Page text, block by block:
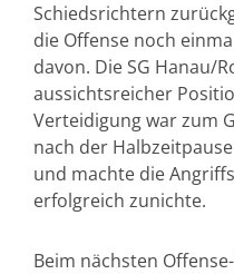
Schiedsrichtern
die Offense noch
davon. Die SG Hanau/
aussichtsreicher
Verteidigung war zum
nach der
und machte die
erfolgreich zunichte.
Beim nächsten